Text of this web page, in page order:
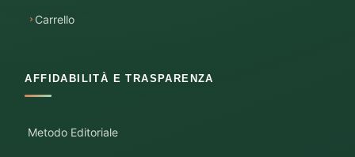
Carrello
AFFIDABILITÀ E TRASPARENZA
Metodo Editoriale